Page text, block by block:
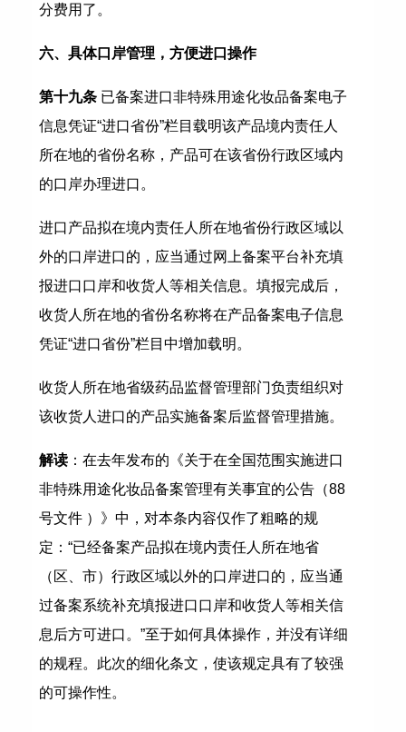
分费用了。
六、具体口岸管理，方便进口操作
第十九条 已备案进口非特殊用途化妆品备案电子
信息凭证“进口省份”栏目载明该产品境内责任人
所在地的省份名称，产品可在该省份行政区域内
的口岸办理进口。
进口产品拟在境内责任人所在地省份行政区域以
外的口岸进口的，应当通过网上备案平台补充填
报进口口岸和收货人等相关信息。填报完成后，
收货人所在地的省份名称将在产品备案电子信息
凭证“进口省份”栏目中增加载明。
收货人所在地省级药品监督管理部门负责组织对
该收货人进口的产品实施备案后监督管理措施。
解读 ：在去年发布的《关于在全国范围实施进口
非特殊用途化妆品备案管理有关事宜的公告（88
号文件 ）》中，对本条内容仅作了粗略的规
定：“已经备案产品拟在境内责任人所在地省
（区、市）行政区域以外的口岸进口的，应当通
过备案系统补充填报进口口岸和收货人等相关信
息后方可进口。”至于如何具体操作，并没有详细
的规程。此次的细化条文，使该规定具有了较强
的可操作性。